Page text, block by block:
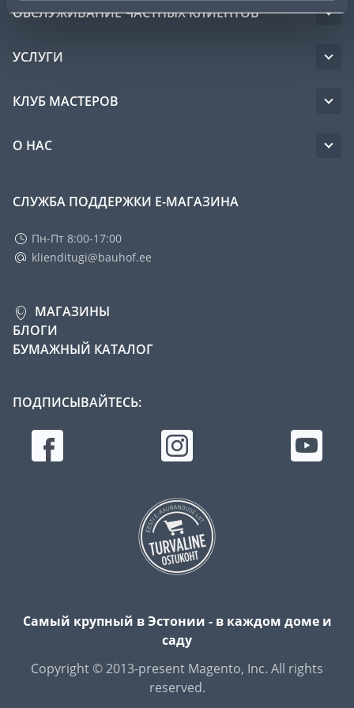
ОБСЛУЖИВАНИЕ ЧАСТНЫХ КЛИЕНТОВ
УСЛУГИ
КЛУБ МАСТЕРОВ
О НАС
СЛУЖБА ПОДДЕРЖКИ Е-МАГАЗИНА
Пн-Пт 8:00-17:00
klienditugi@bauhof.ee
МАГАЗИНЫ
БЛОГИ
БУМАЖНЫЙ КАТАЛОГ
ПОДПИСЫВАЙТЕСЬ:
Самый крупный в Эстонии - в каждом доме и
саду
Copyright © 2013-present Magento, Inc. All rights
reserved.